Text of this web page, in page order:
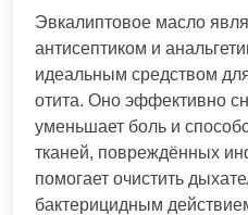
Эвкалиптовое масло
антисептиком и
идеальным средством
отита. Оно эффективно
уменьшает боль и
тканей, повреждённых
помогает очистить
бактерицидным